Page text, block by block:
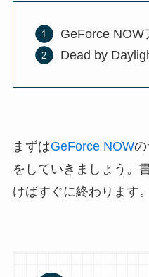
GeForce NOW
Dead by
まずはGeForce NOW
をしていきましょう。
けばすぐに終わります。